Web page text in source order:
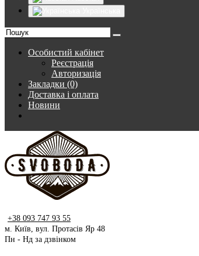
Особистий кабінет
Реєстрація
Авторизація
Закладки (0)
Доставка і оплата
Новини
+38 093 747 93 55
м. Київ, вул. Протасів Яр 48
Пн - Нд за дзвінком